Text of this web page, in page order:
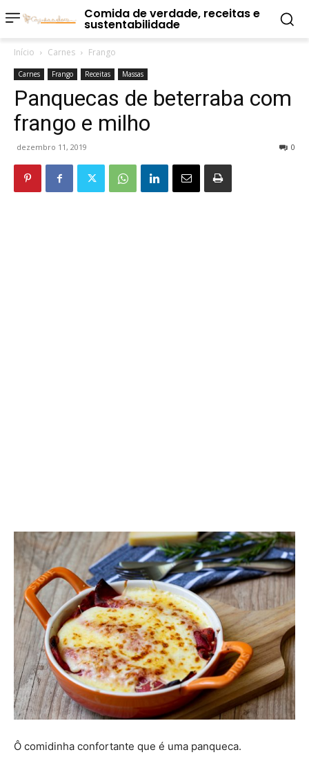
Comida de verdade, receitas e
sustentabilidade
Início Carnes Frango
Carnes Frango Receitas Massas
Panquecas de beterraba com
frango e milho
dezembro 11, 2019 0
Ô comidinha confortante que é uma panqueca.